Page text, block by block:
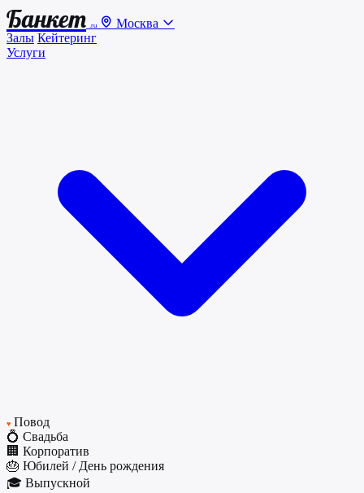
Банкет .ru
Москва
Залы Кейтеринг
Услуги
♥ Повод
💍 Свадьба
🏢 Корпоратив
🎂 Юбилей / День рождения
🎓 Выпускной